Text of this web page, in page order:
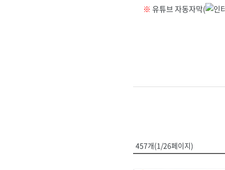
※ 유튜브 자동자막(
457개(1/26페이지)